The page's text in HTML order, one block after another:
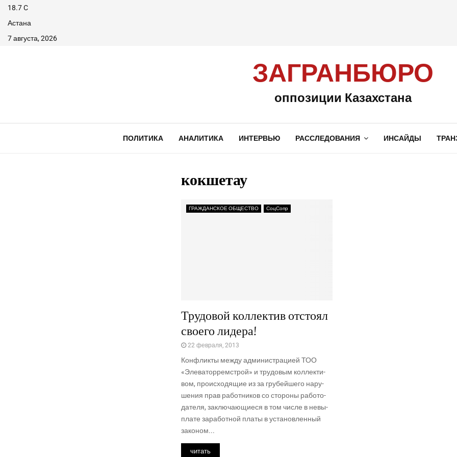
18.7C
Астана
7 августа, 2026
ЗАГРАНБЮРО
оппозиции Казахстана
ПОЛИТИКА АНАЛИТИКА ИНТЕРВЬЮ РАССЛЕДОВАНИЯ ИНСАЙДЫ
кокшетау
ГРАЖДАНСКОЕ ОБЩЕСТВО СоцСопр
Трудовой коллектив отстоял
своего лидера!
22 февраля, 2013
Кон­флик­ты меж­ду адми­ни­стра­ци­ей ТОО
«Эле­ва­тор­рем­строй» и тру­до­вым кол­лек­ти­
вом, про­ис­хо­дя­щие из за гру­бей­ше­го нару­
ше­ния прав работ­ни­ков со сто­ро­ны рабо­то­
да­те­ля, заклю­ча­ю­щи­е­ся в том чис­ле в невы­
пла­те зара­бот­ной пла­ты в уста­нов­лен­ный
зако­ном...
читать